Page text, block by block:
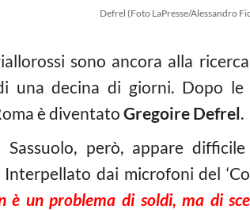
Defrel (Foto LaPresse/Alessandro
sono ancora alla
una decina di giorni. Dopo
è diventato Gregoire Defrel.
Sassuolo, però, appare
dai microfoni del
è un problema di soldi, ma di